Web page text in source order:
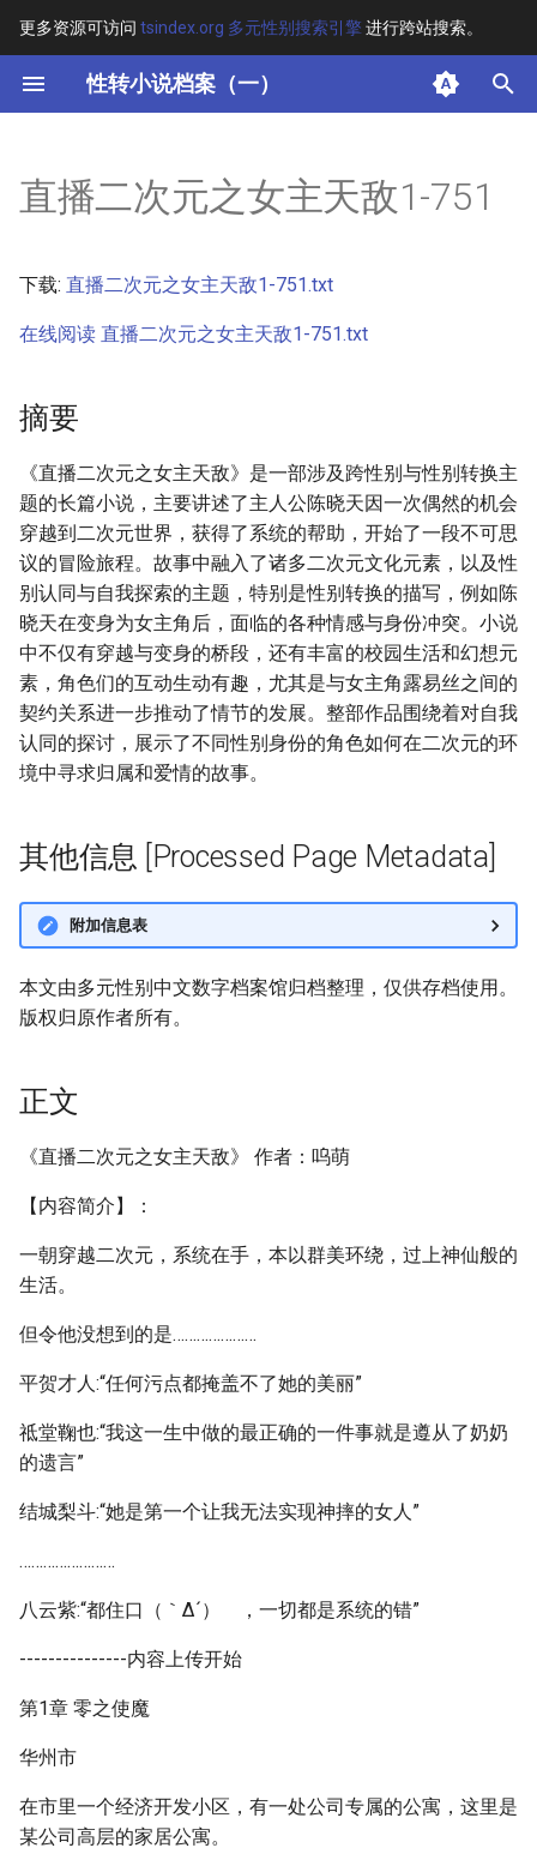
更多资源可访问 tsindex.org 多元性别搜索引擎进行跨站搜索。
性转小说档案（一）
键
开
搜
索
其他信息 [Processed Page
直播二次元之女主天敌1-751
下载: 直播二次元之女主天敌1-751.txt
在线阅读 直播二次元之女主天敌1-751.txt
摘要
《直播二次元之女主天敌》是一部涉及跨性别与性别转换主
题的长篇小说，主要讲述了主人公陈晓天因一次偶然的机会
穿越到二次元世界，获得了系统的帮助，开始了一段不可思
议的冒险旅程。故事中融入了诸多二次元文化元素，以及性
别认同与自我探索的主题，特别是性别转换的描写，例如陈
晓天在变身为女主角后，面临的各种情感与身份冲突。小说
中不仅有穿越与变身的桥段，还有丰富的校园生活和幻想元
素，角色们的互动生动有趣，尤其是与女主角露易丝之间的
契约关系进一步推动了情节的发展。整部作品围绕着对自我
认同的探讨，展示了不同性别身份的角色如何在二次元的环
境中寻求归属和爱情的故事。
其他信息 [Processed Page Metadata]
附加信息表
本文由多元性别中文数字档案馆归档整理，仅供存档使用。
版权归原作者所有。
正文
《直播二次元之女主天敌》 作者：呜萌
【内容简介】：
一朝穿越二次元，系统在手，本以群美环绕，过上神仙般的
生活。
但令他没想到的是…………………
平贺才人:“任何污点都掩盖不了她的美丽”
祗堂鞠也:“我这一生中做的最正确的一件事就是遵从了奶奶
的遗言”
结城梨斗:“她是第一个让我无法实现神摔的女人”
……………………
八云紫:“都住口（｀Δ´）ゞ，一切都是系统的错”
---------------内容上传开始
第1章 零之使魔
华州市
在市里一个经济开发小区，有一处公司专属的公寓，这里是
某公司高层的家居公寓。